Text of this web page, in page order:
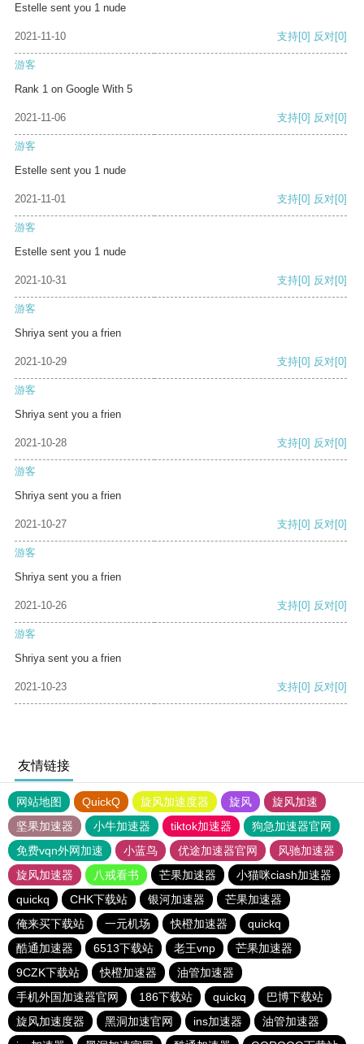
Estelle sent you 1 nude
2021-11-10 支持[0] 反对[0]
游客
Rank 1 on Google With 5
2021-11-06 支持[0] 反对[0]
游客
Estelle sent you 1 nude
2021-11-01 支持[0] 反对[0]
游客
Estelle sent you 1 nude
2021-10-31 支持[0] 反对[0]
游客
Shriya sent you a frien
2021-10-29 支持[0] 反对[0]
游客
Shriya sent you a frien
2021-10-28 支持[0] 反对[0]
游客
Shriya sent you a frien
2021-10-27 支持[0] 反对[0]
游客
Shriya sent you a frien
2021-10-26 支持[0] 反对[0]
游客
Shriya sent you a frien
2021-10-23 支持[0] 反对[0]
友情链接
网站地图 QuickQ 旋风加速度器 旋风
旋风加速
坚果加速器
小牛加速器 tiktok加速器
狗急加速器官网
免费vqn外网加速
小蓝鸟 优途加速器官网
风驰加速器
旋风加速器
八戒看书 芒果加速器
小猫咪ciash加速器
quickq
CHK下载站 银河加速器
芒果加速器
俺来买下载站
一元机场 快橙加速器
quickq
酷通加速器
6513下载站 老王vnp
芒果加速器
9CZK下载站
快橙加速器
油管加速器
手机外国加速器官网
186下载站 quickq
巴博下载站
旋风加速度器
黑洞加速官网 ins加速器
油管加速器